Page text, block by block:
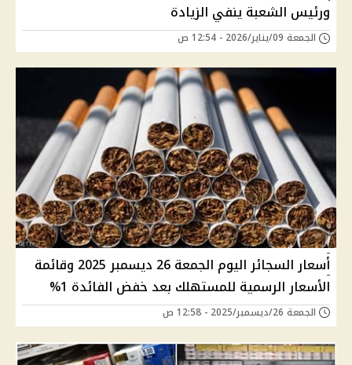
ورئيس الشعبة ينفي الزيادة
الجمعة 09/يناير/2026 - 12:54 ص
أسعار السجائر اليوم الجمعة 26 ديسمبر 2025 وقائمة
الأسعار الرسمية للمستهلك بعد خفض الفائدة 1%
الجمعة 26/ديسمبر/2025 - 12:58 ص